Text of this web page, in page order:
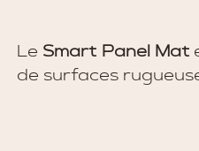
Le Smart Panel Mat
de surfaces